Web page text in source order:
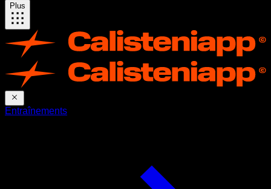
Plus
Entraînements